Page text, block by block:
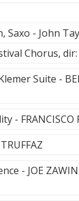
Saxo - John
Chorus,
Suite -
- FRANCISCO
- JOE